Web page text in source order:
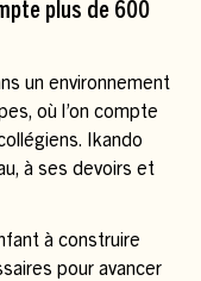
plus de 600
un environnement
où l’on compte
Ikando
à ses devoirs et
à construire
pour avancer